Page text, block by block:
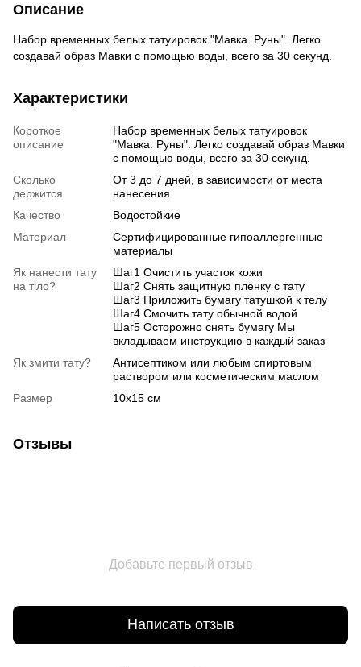
Описание
Набор временных белых татуировок "Мавка. Руны". Легко
создавай образ Мавки с помощью воды, всего за 30 секунд.
Характеристики
Короткое
описание
Набор временных белых татуировок
"Мавка. Руны". Легко создавай образ Мавки
с помощью воды, всего за 30 секунд.
Сколько
держится
От 3 до 7 дней, в зависимости от места
нанесения
Качество
Водостойкие
Материал
Сертифицированные гипоаллергенные
материалы
Як нанести тату
на тіло?
Шаг1 Очистить участок кожи
Шаг2 Снять защитную пленку с тату
Шаг3 Приложить бумагу татушкой к телу
Шаг4 Смочить тату обычной водой
Шаг5 Осторожно снять бумагу Мы
вкладываем инструкцию в каждый заказ
Як змити тату?
Антисептиком или любым спиртовым
раствором или косметическим маслом
Размер
10х15 см
Отзывы
Добавьте первый отзыв
Написать отзыв